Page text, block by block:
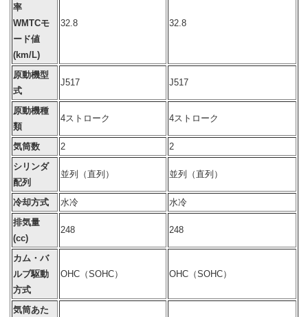
率
WMTCモ
ード値
(km/L)
32.8 32.8
原動機型
式
J517 J517
原動機種
類
4ストローク 4ストローク
気筒数 2
2
シリンダ
配列
並列（直列） 並列（直列）
冷却方式 水冷
水冷
排気量
(cc)
248 248
カム・バ
ルブ駆動
方式
OHC（SOHC） OHC（SOHC）
気筒あた